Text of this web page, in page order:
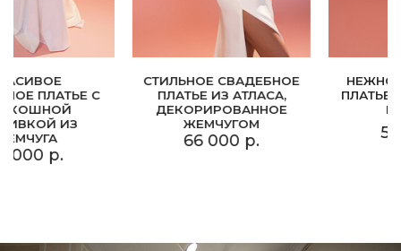
СВАДЕБНОЕ ПЛАТЬЕ
РАСШИТОЕ
ОБЪЕМНЫМИ ЦВЕТАМИ
92 000 р.
РОСКОШНЫЙ
СВАДЕБНЫЙ
КОМПЛЕКТ ИЗ
147 000 р.